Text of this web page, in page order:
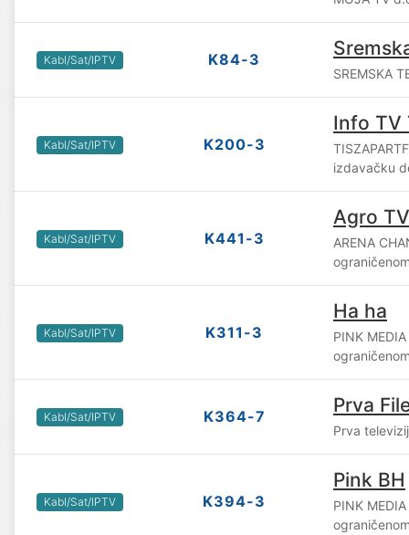
Kabl/Sat/IPTV K84-3
SREMSKA
Kabl/Sat/IPTV K200-3
Info TV
izdavačku
Kabl/Sat/IPTV K441-3
Agro TV
ARENA
Kabl/Sat/IPTV K311-3
Ha ha
PINK
Kabl/Sat/IPTV K364-7 Prva
Prva
Kabl/Sat/IPTV K394-3
Pink BH
PINK